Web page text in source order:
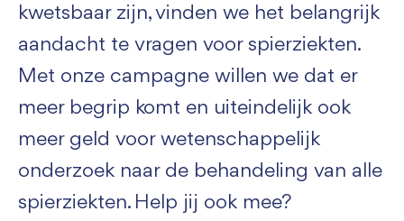
kwetsbaar zijn, vinden we het belangrijk
aandacht te vragen voor spierziekten.
Met onze campagne willen we dat er
meer begrip komt en uiteindelijk ook
meer geld voor wetenschappelijk
onderzoek naar de behandeling van alle
spierziekten. Help jij ook mee?